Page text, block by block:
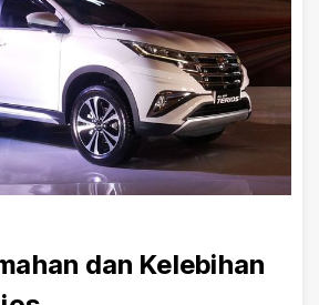
dan Kelebihan